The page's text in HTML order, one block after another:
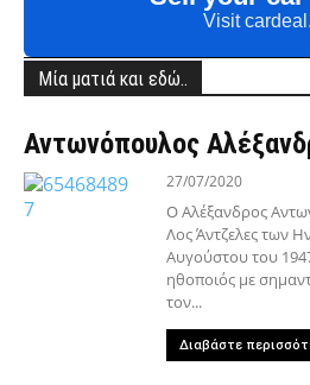
Visit
Μία ματιά και εδώ..
Αντωνόπουλος
27/07/2020
Ο Αλέξανδρος
Λος Άντζελες των
Αυγούστου του
ηθοποιός με
τον...
Διαβάστε